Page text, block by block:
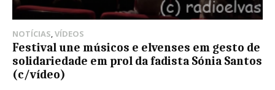
NOTÍCIAS VÍDEOS
Festival une músicos e elvenses em gesto de
solidariedade em prol da fadista Sónia Santos
(c/vídeo)